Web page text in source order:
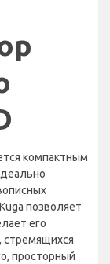
компактным
позволяет
его
, стремящихся
просторный